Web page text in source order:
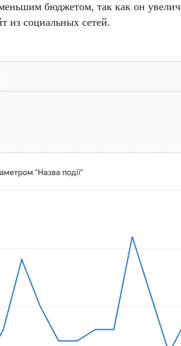
бюджетом, так как он
из социальных сетей.